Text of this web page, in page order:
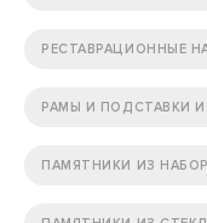
РЕСТАВРАЦИОННЫЕ
РАМЫ И ПОДСТАВКИ
ПАМЯТНИКИ ИЗ